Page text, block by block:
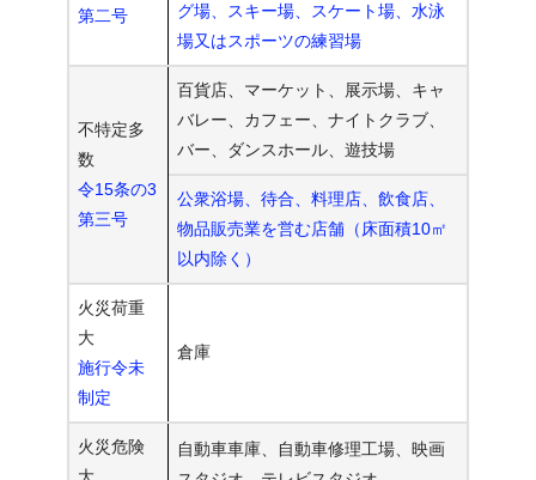
第二号
グ場、スキー場、スケート場、水泳
場又はスポーツの練習場
不特定多
数
令15条の3
第三号
百貨店、マーケット、展示場、キャ
バレー、カフェー、ナイトクラブ、
バー、ダンスホール、遊技場
公衆浴場、待合、料理店、飲食店、
物品販売業を営む店舗（床面積10㎡
以内除く）
火災荷重
大
施行令未
制定
倉庫
火災危険
自動車車庫、自動車修理工場、映画